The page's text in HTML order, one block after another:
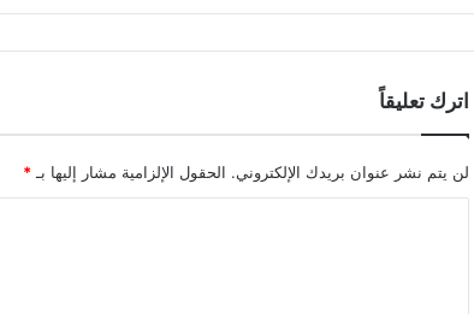
اترك تعليقاً
لن يتم نشر عنوان بريدك الإلكتروني. الحقول الإلزامية مشار إليها بـ*